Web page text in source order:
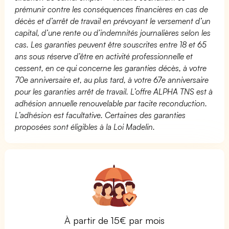
prémunir contre les conséquences financières en cas de
décès et d’arrêt de travail en prévoyant le versement d’un
capital, d’une rente ou d’indemnités journalières selon les
cas. Les garanties peuvent être souscrites entre 18 et 65
ans sous réserve d’être en activité professionnelle et
cessent, en ce qui concerne les garanties décès, à votre
70e anniversaire et, au plus tard, à votre 67e anniversaire
pour les garanties arrêt de travail. L’offre ALPHA TNS est à
adhésion annuelle renouvelable par tacite reconduction.
L’adhésion est facultative. Certaines des garanties
proposées sont éligibles à la Loi Madelin.
À partir de 15€ par mois